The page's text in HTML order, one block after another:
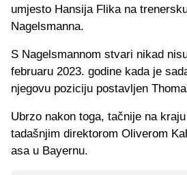
umjesto Hansija Flika na
Nagelsmanna.
S Nagelsmannom stvari nikad
februaru 2023. godine kada je
njegovu poziciju postavljen
Ubrzo nakon toga, tačnije na
tadašnjim direktorom Oliverom
asa u Bayernu.